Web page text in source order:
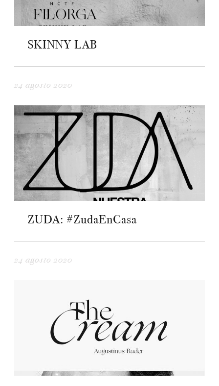
SKINNY LAB
24 agosto 2020
ZUDA: #ZudaEnCasa
24 agosto 2020